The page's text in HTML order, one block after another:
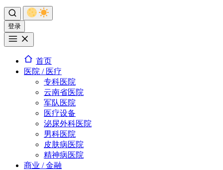
登录
首页
医院 / 医疗
专科医院
云南省医院
军队医院
医疗设备
泌尿外科医院
男科医院
皮肤病医院
精神病医院
商业 / 金融